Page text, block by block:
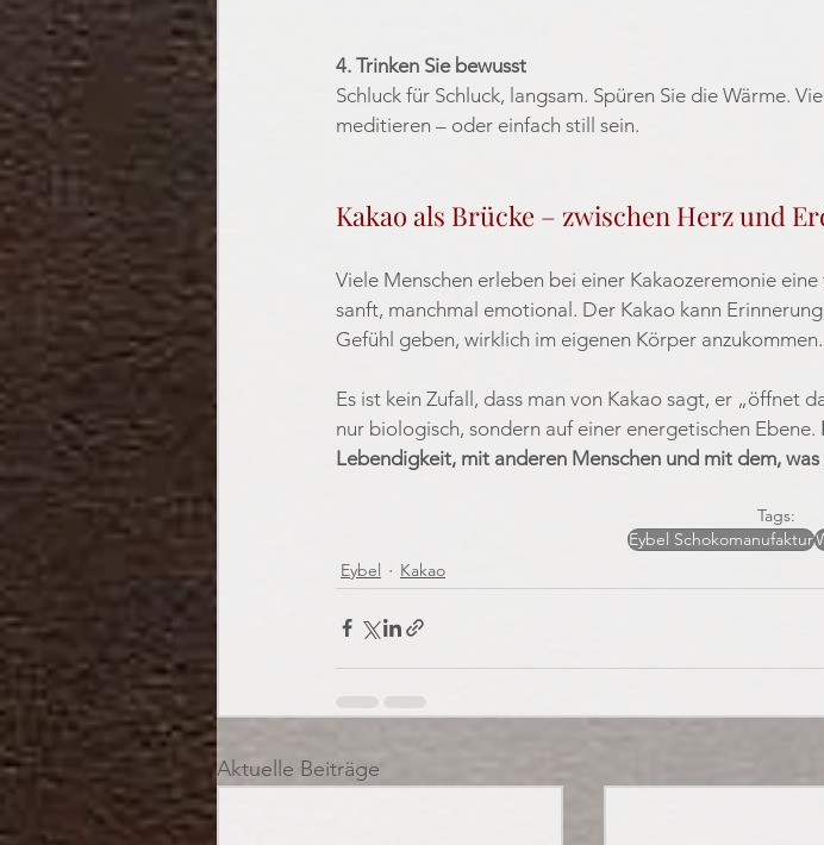
4. Trinken Sie bewusst
Schluck für Schluck, langsam. Spüren Sie die Wärme.
meditieren – oder einfach still sein.
Kakao als Brücke – zwischen Herz und
Viele Menschen erleben bei einer Kakaozeremonie
sanft, manchmal emotional. Der Kakao kann
Gefühl geben, wirklich im eigenen Körper anzukommen.
Es ist kein Zufall, dass man von Kakao sagt, er „öffnet
nur biologisch, sondern auf einer energetischen Ebene.
Lebendigkeit, mit anderen Menschen und mit dem,
Tags:
Eybel Schokomanufaktur
Eybel
Kakao
Aktuelle Beiträge